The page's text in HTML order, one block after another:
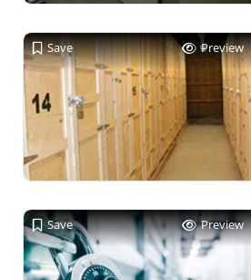
Save Preview
Save Preview